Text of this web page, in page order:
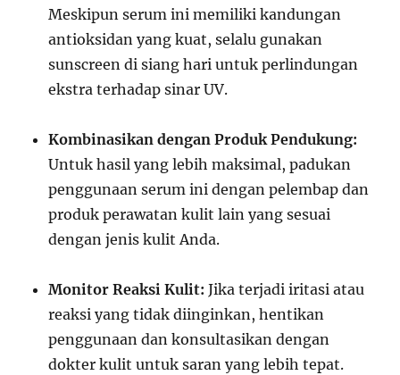
Meskipun serum ini memiliki kandungan
antioksidan yang kuat, selalu gunakan
sunscreen di siang hari untuk perlindungan
ekstra terhadap sinar UV.
Kombinasikan dengan Produk Pendukung:
Untuk hasil yang lebih maksimal, padukan
penggunaan serum ini dengan pelembap dan
produk perawatan kulit lain yang sesuai
dengan jenis kulit Anda.
Monitor Reaksi Kulit: Jika terjadi iritasi atau
reaksi yang tidak diinginkan, hentikan
penggunaan dan konsultasikan dengan
dokter kulit untuk saran yang lebih tepat.